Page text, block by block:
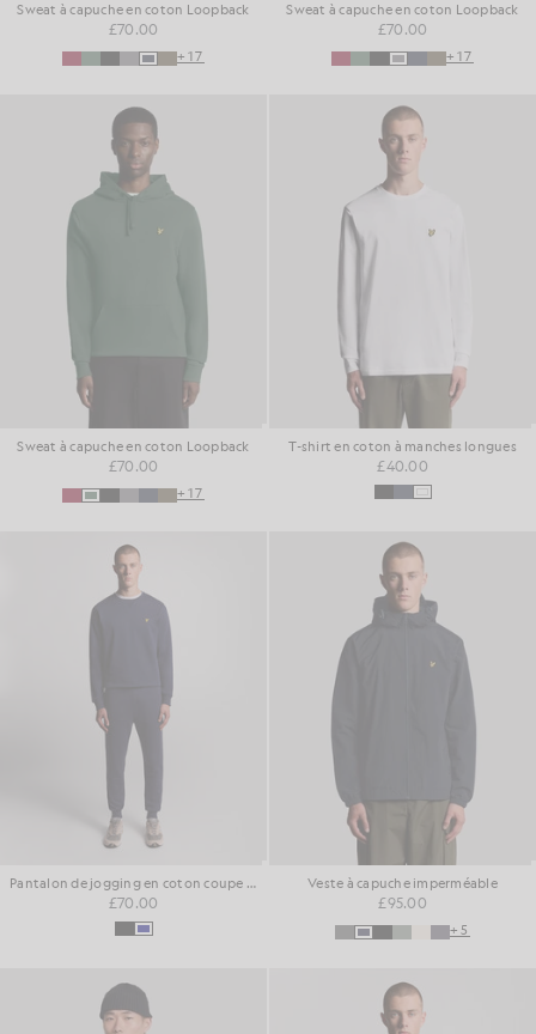
Sweat à capuche en coton Loopback
£70.00
+17
Sweat à capuche en coton Loopback
£70.00
+17
Sweat à capuche en coton Loopback
£70.00
+17
T-shirt en coton à manches longues
£40.00
Pantalon de jogging en coton coupe ajustée
£70.00
Veste à capuche imperméable
£95.00
+5